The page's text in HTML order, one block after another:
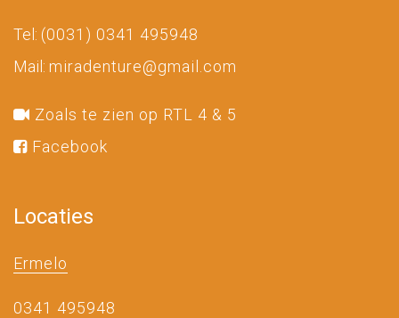
Tel: (0031) 0341 495948
Mail: miradenture@gmail.com
Zoals te zien op RTL 4 & 5
Facebook
Locaties
Ermelo
0341 495948